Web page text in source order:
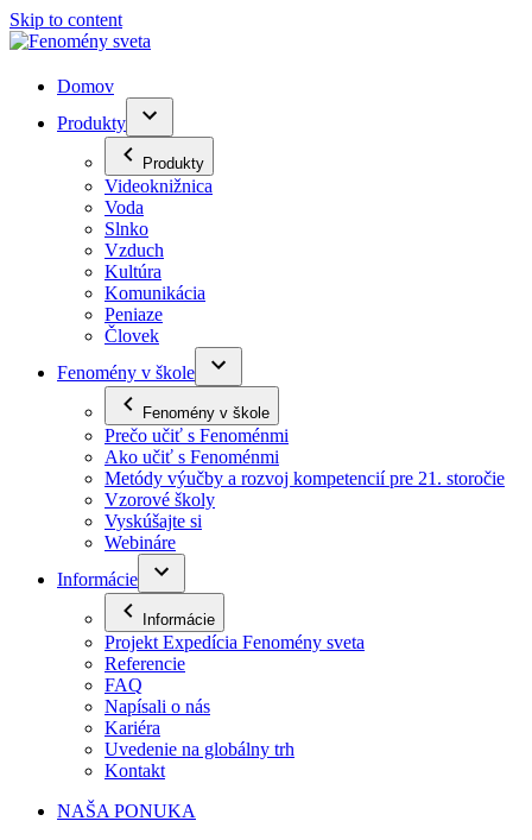
Skip to content
Domov
Produkty
Produkty
Videoknižnica
Voda
Slnko
Vzduch
Kultúra
Komunikácia
Peniaze
Človek
Fenomény v škole
Fenomény v škole
Prečo učiť s Fenoménmi
Ako učiť s Fenoménmi
Metódy výučby a rozvoj kompetencií pre 21. storočie
Vzorové školy
Vyskúšajte si
Webináre
Informácie
Informácie
Projekt Expedícia Fenomény sveta
Referencie
FAQ
Napísali o nás
Kariéra
Uvedenie na globálny trh
Kontakt
NAŠA PONUKA